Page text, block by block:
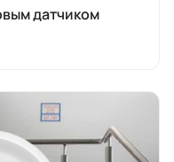
датчиком